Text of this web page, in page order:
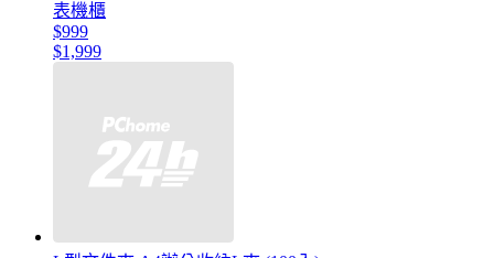
表機櫃
$999
$1,999